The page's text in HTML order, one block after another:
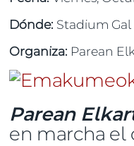
Dónde: Stadium Gal
Organiza: Parean
Parean
en marcha el